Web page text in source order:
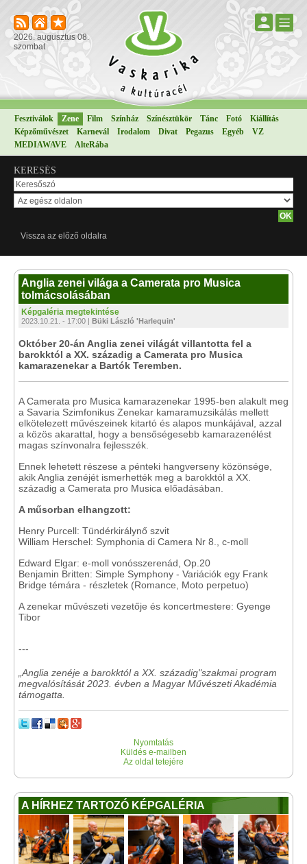
2026. augusztus 08.
szombat
Fesztiválok Zene Film Színház Színésztükör Tánc Fotó
Kiállítás
Képzőművészet
Karnevál Irodalom Divat Pegazus Egyéb
VZ
MEDIAWAVE
AlteRába
KERESÉS
Vissza az előző oldalra
Anglia zenei világa a Camerata pro Musica
tolmácsolásában
Képgaléria megtekintése
2023.10.21. - 17:00 | Büki László 'Harlequin'
Október 20-án Anglia zenei világát villantotta fel a
barokktól a XX. századig a Camerata pro Musica
kamarazenekar a Bartók Teremben.
A Camerata pro Musica kamarazenekar 1995-ben alakult meg
a Savaria Szimfonikus Zenekar kamaramuzsikálás mellett
elkötelezett művészeinek kitartó és alapos munkájával, azzal
a közös akarattal, hogy a bensőségesebb kamarazenélést
magas színvonalra fejlesszék.
Ennek lehetett részese a pénteki hangverseny közönsége,
akik Anglia zenéjét ismerhették meg a barokktól a XX.
századig a Camerata pro Musica előadásában.
A műsorban elhangzott:
Henry Purcell: Tündérkirálynő szvit
William Herschel: Symphonia di Camera Nr 8., c-moll
Edward Elgar: e-moll vonósszerenád, Op.20
Benjamin Britten: Simple Symphony - Variációk egy Frank
Bridge témára - részletek (Romance, Moto perpetuo)
A zenekar művészeti vezetője és koncertmestere: Gyenge
Tibor
---
„Anglia zenéje a barokktól a XX. századig"szakmai program
megvalósítását 2023. évben a Magyar Művészeti Akadémia
támogatta.
Nyomtatás
Küldés e-mailben
Az oldal tetejére
A HÍRHEZ TARTOZÓ KÉPGALÉRIA